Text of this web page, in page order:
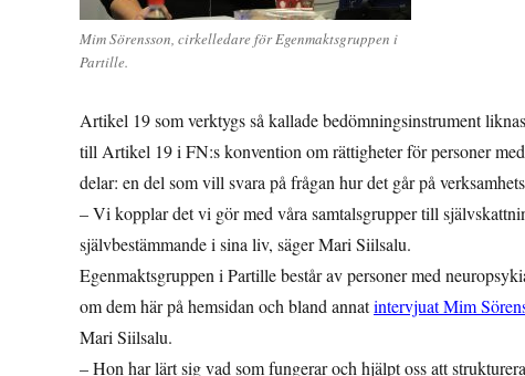
Mim Sörensson, cirkelledare för Egenmaktsgruppen i
Partille.
Artikel 19 som verktygs så kallade bedömningsinstrument
till Artikel 19 i FN:s konvention om rättigheter för personer
delar: en del som vill svara på frågan hur det går på
– Vi kopplar det vi gör med våra samtalsgrupper till
självbestämmande i sina liv, säger Mari Siilsalu.
Egenmaktsgruppen i Partille består av personer med
om dem här på hemsidan och bland annatintervjuat Mim
Mari Siilsalu.
– Hon har lärt sig vad som fungerar och hjälpt oss att